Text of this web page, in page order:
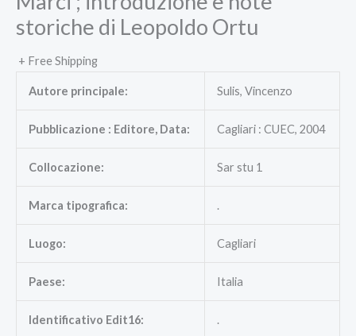
storiche di Leopoldo Ortu
+ Free Shipping
Autore principale: Sulis, Vincenzo
Pubblicazione : Editore, Data: Cagliari : CUEC, 2004
Collocazione: Sar stu 1
Marca tipografica: .
Luogo: Cagliari
Paese: Italia
Identificativo Edit16: .